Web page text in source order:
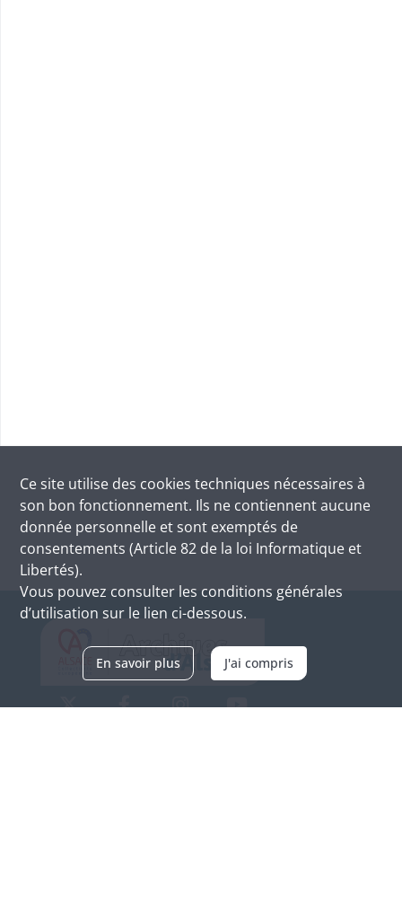
Ce site utilise des cookies techniques nécessaires à
son bon fonctionnement. Ils ne contiennent aucune
donnée personnelle et sont exemptés de
consentements (Article 82 de la loi Informatique et
Libertés).
Vous pouvez consulter les conditions générales
d’utilisation sur le lien ci-dessous.
En savoir plus J'ai compris